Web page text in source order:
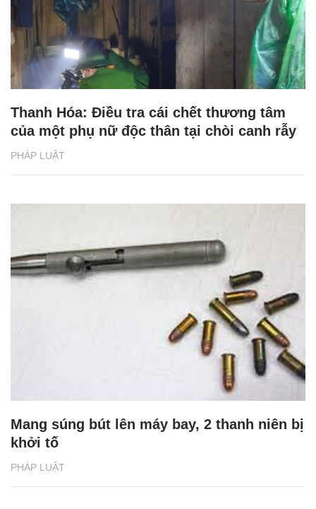
PHÁP LUẬT
Thanh Hóa: Điều tra cái chết thương tâm
của một phụ nữ độc thân tại chòi canh rẫy
PHÁP LUẬT
Mang súng bút lên máy bay, 2 thanh niên bị
khởi tố